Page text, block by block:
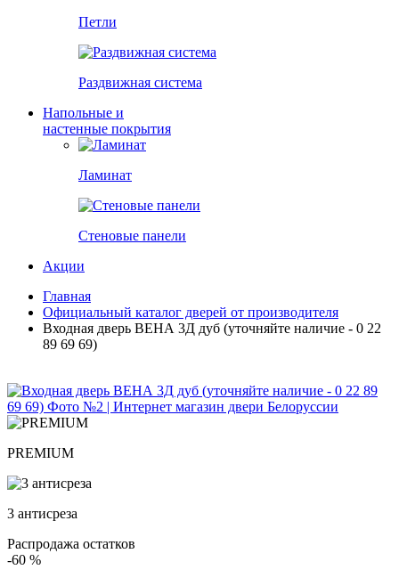
Петли
Раздвижная система
Напольные и
настенные покрытия
Ламинат
Стеновые панели
Акции
Главная
Официальный каталог дверей от производителя
Входная дверь ВЕНА 3Д дуб (уточняйте наличие - 0 22
89 69 69)
PREMIUM
3 антисреза
Распродажа остатков
-60 %